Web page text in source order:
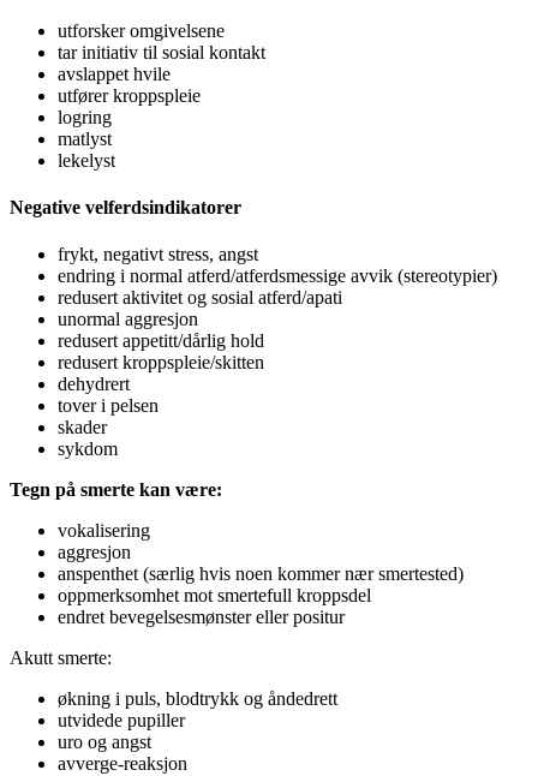
utforsker omgivelsene
tar initiativ til sosial kontakt
avslappet hvile
utfører kroppspleie
logring
matlyst
lekelyst
Negative velferdsindikatorer
frykt, negativt stress, angst
endring i normal atferd/atferdsmessige avvik (stereotypier)
redusert aktivitet og sosial atferd/apati
unormal aggresjon
redusert appetitt/dårlig hold
redusert kroppspleie/skitten
dehydrert
tover i pelsen
skader
sykdom
Tegn på smerte kan være:
vokalisering
aggresjon
anspenthet (særlig hvis noen kommer nær smertested)
oppmerksomhet mot smertefull kroppsdel
endret bevegelsesmønster eller positur
Akutt smerte:
økning i puls, blodtrykk og åndedrett
utvidede pupiller
uro og angst
avverge-reaksjon